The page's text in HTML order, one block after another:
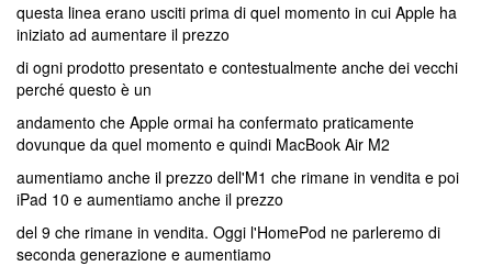
questa linea erano usciti prima di quel momento in cui Apple ha
iniziato ad aumentare il prezzo
di ogni prodotto presentato e contestualmente anche dei vecchi
perché questo è un
andamento che Apple ormai ha confermato praticamente
dovunque da quel momento e quindi MacBook Air M2
aumentiamo anche il prezzo dell'M1 che rimane in vendita e poi
iPad 10 e aumentiamo anche il prezzo
del 9 che rimane in vendita. Oggi l'HomePod ne parleremo di
seconda generazione e aumentiamo